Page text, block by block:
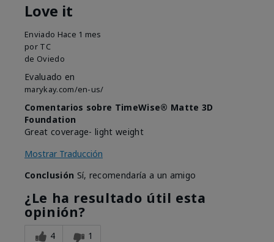
Love it
Enviado Hace 1 mes
por TC
de Oviedo
Evaluado en
marykay.com/en-us/
Comentarios sobre TimeWise® Matte 3D
Foundation
Great coverage- light weight
Mostrar Traducción
Conclusión Sí, recomendaría a un amigo
¿Le ha resultado útil esta
opinión?
4 1